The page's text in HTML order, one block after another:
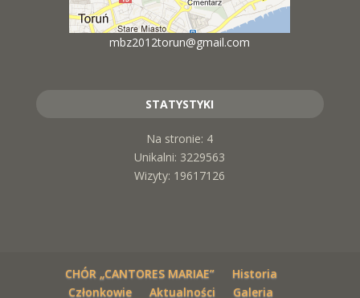
mbz2012torun@gmail.com
STATYSTYKI
Na stronie: 4
Unikalni: 3229563
Wizyty: 19617126
CHÓR „CANTORES MARIAE”
Historia
Członkowie
Aktualności Galeria